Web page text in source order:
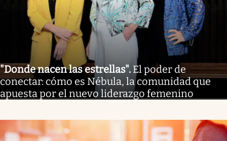
"Donde nacen las estrellas". El poder de
conectar: cómo es Nébula, la comunidad que
apuesta por el nuevo liderazgo femenino